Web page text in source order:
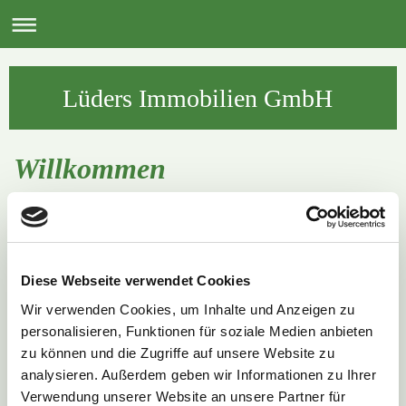
Diese Webseite verwendet Cookies
Wir verwenden Cookies, um Inhalte und Anzeigen zu
personalisieren, Funktionen für soziale Medien anbieten
zu können und die Zugriffe auf unsere Website zu
analysieren. Außerdem geben wir Informationen zu Ihrer
Verwendung unserer Website an unsere Partner für
Lüders Immobilien GmbH
Willkommen
DieLüders Immobilien GmbH
ist ein inhabergeführtes
Immobilienwirtschaft.
Aktionsfelder sind:
Wertermittlung von